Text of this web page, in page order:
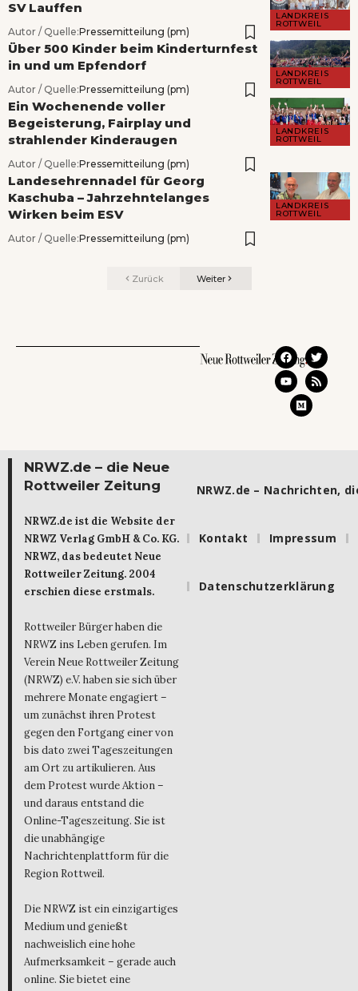
LANDKREIS
ROTTWEIL
SV Lauffen
Autor / Quelle:Pressemitteilung (pm)
LANDKREIS
ROTTWEIL
Über 500 Kinder beim Kinderturnfest
in und um Epfendorf
Autor / Quelle:Pressemitteilung (pm)
LANDKREIS
ROTTWEIL
Ein Wochenende voller
Begeisterung, Fairplay und
strahlender Kinderaugen
Autor / Quelle:Pressemitteilung (pm)
LANDKREIS
ROTTWEIL
Landesehrennadel für Georg
Kaschuba – Jahrzehntelanges
Wirken beim ESV
Autor / Quelle:Pressemitteilung (pm)
Zurück Weiter
NRWZ.de – die Neue
Rottweiler Zeitung
NRWZ.de ist die Website der
NRWZ Verlag GmbH & Co. KG.
NRWZ, das bedeutet Neue
Rottweiler Zeitung. 2004
erschien diese erstmals.
Rottweiler Bürger haben die
NRWZ ins Leben gerufen. Im
Verein Neue Rottweiler Zeitung
(NRWZ) e.V. haben sie sich über
mehrere Monate engagiert –
um zunächst ihren Protest
gegen den Fortgang einer von
bis dato zwei Tageszeitungen
am Ort zu artikulieren. Aus
dem Protest wurde Aktion –
und daraus entstand die
Online-Tageszeitung. Sie ist
die unabhängige
Nachrichtenplattform für die
Region Rottweil.
Die NRWZ ist ein einzigartiges
Medium und genießt
nachweislich eine hohe
Aufmerksamkeit – gerade auch
online. Sie bietet eine
NRWZ.de – Nachrichten,
Kontakt Impressum
Datenschutzerklärung